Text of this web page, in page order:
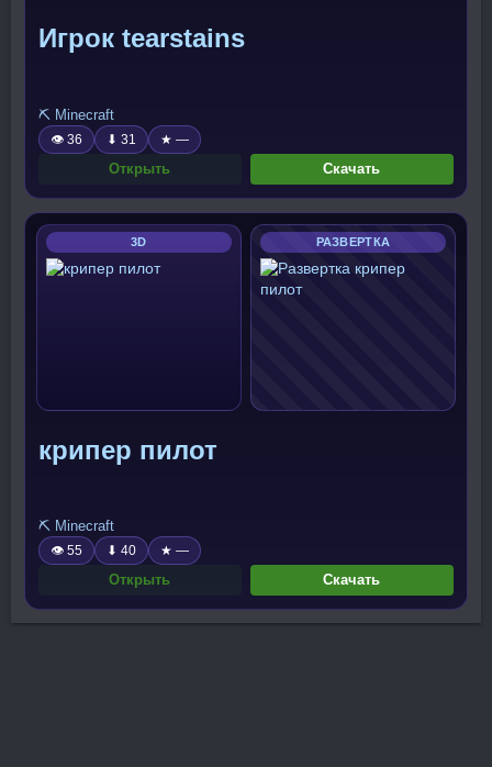
Игрок tearstains
⛏️ Minecraft
👁 36 ⬇ 31 ★ —
Открыть Скачать
3D РАЗВЕРТКА
крипер пилот
⛏️ Minecraft
👁 55 ⬇ 40 ★ —
Открыть Скачать